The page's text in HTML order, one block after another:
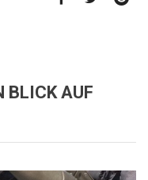
BLICK AUF